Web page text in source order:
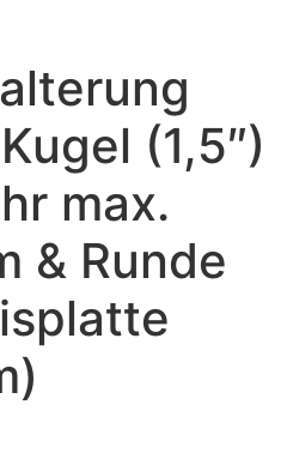
(1,5″)
max.
& Runde